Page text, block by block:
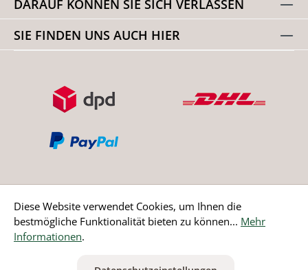
DARAUF KÖNNEN SIE SICH VERLASSEN
SIE FINDEN UNS AUCH HIER
Bestellung widerrufen
Diese Website verwendet Cookies, um Ihnen die
bestmögliche Funktionalität bieten zu können... Mehr
Informationen.